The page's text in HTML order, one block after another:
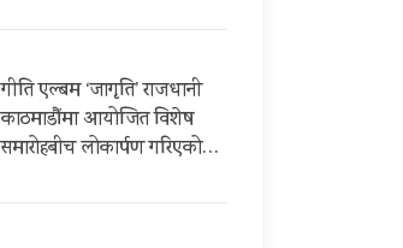
गीति एल्बम ‘जागृति’ राजधानी
काठमाडौंमा आयोजित विशेष
समारोहबीच लोकार्पण गरिएको…